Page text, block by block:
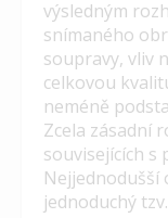
výsledným
snímaného
soupravy, vliv
celkovou
neméně
Zcela zásadní
souvisejících s
Nejjednodušší
jednoduchý